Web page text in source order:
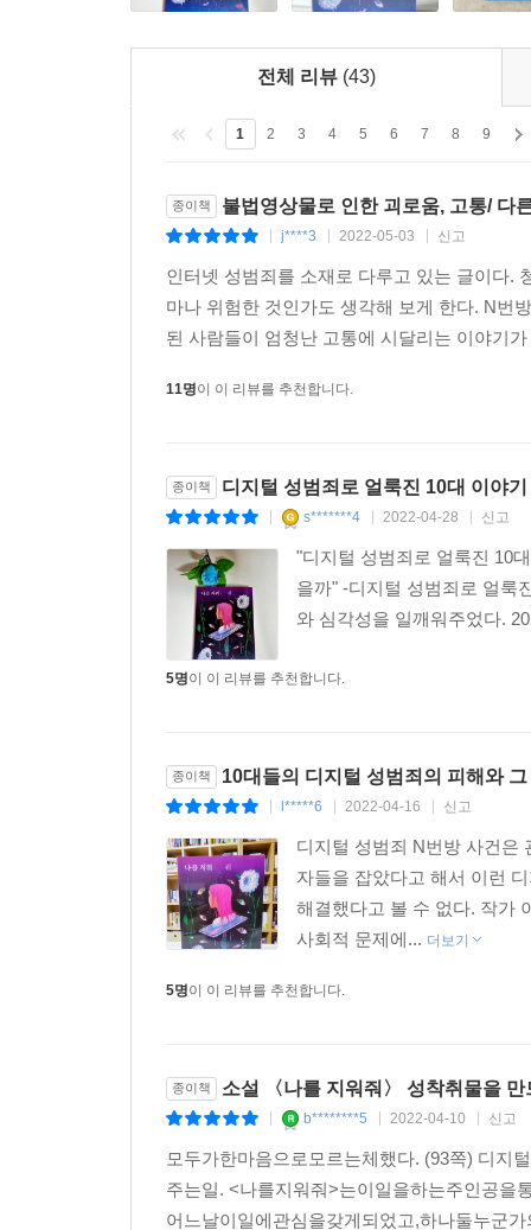
전체 리뷰 (43)
1 2 3 4 5 6 7 8 9
종이책 불법영상물로 인한 괴로움, 고통/ 다
j****3 2022-05-03 신고
인터넷 성범죄를 소재로 다루고 있는 글이다.
마나 위험한 것인가도 생각해 보게 한다. N번
된 사람들이 엄청난 고통에 시달리는 이야기
11명이 이 리뷰를 추천합니다.
종이책 디지털 성범죄로 얼룩진 10대 이야기
s*******4 2022-04-28 신고
"디지털 성범죄로 얼룩진 10
을까" -디지털 성범죄로 얼룩
와 심각성을 일깨워주었다.
5명이 이 리뷰를 추천합니다.
종이책 10대들의 디지털 성범죄의 피해와
l*****6 2022-04-16 신고
디지털 성범죄 N번방 사건은
자들을 잡았다고 해서 이런
해결했다고 볼 수 없다. 작가
사회적 문제에... 더보기
5명이 이 리뷰를 추천합니다.
종이책 소설 〈나를 지워줘〉 성착취물을
b********5 2022-04-10 신고
모두가한마음으로모르는체했다. (93쪽) 디지
주는일. <나를지워줘>는이일을하는주인공을
어느날이일에관심을갖게되었고,하나둘누군